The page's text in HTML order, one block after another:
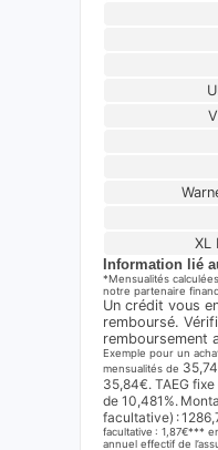
XL
Information lié
*Mensualités
notre partenaire
Un crédit vous
remboursé.
remboursement
Exemple pour un
mensualités de
35,84€. TAEG
de 10,481%.
facultative) :
facultative : 1,87€***
annuel effectif de